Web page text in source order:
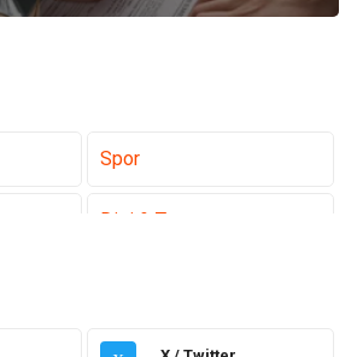
Spor
Dizi & Tv
İnternet